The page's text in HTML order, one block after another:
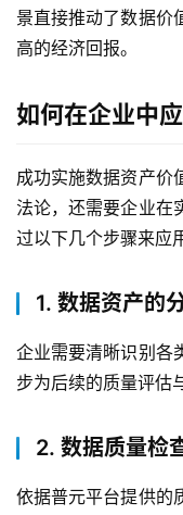
景直接推动了数据价
高的经济回报。
如何在企业中
成功实施数据资产价
法论，还需要企业在
过以下几个步骤来应
1. 数据资产的
企业需要清晰识别各
步为后续的质量评估
2. 数据质量检
依据普元平台提供的